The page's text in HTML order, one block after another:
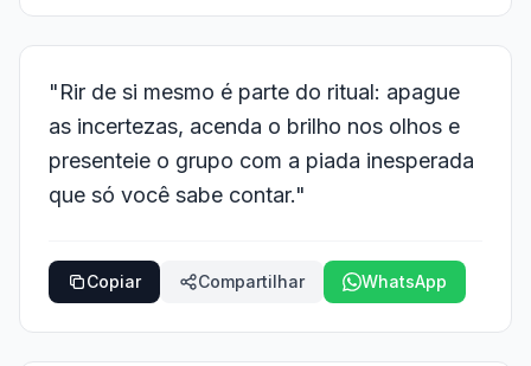
"Rir de si mesmo é parte do ritual: apague
as incertezas, acenda o brilho nos olhos e
presenteie o grupo com a piada inesperada
que só você sabe contar."
Copiar Compartilhar WhatsApp